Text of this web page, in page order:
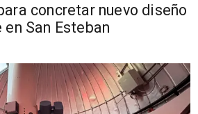
concretar nuevo diseño
San Esteban